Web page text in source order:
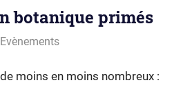
botanique primés
Evènements
moins en moins nombreux :